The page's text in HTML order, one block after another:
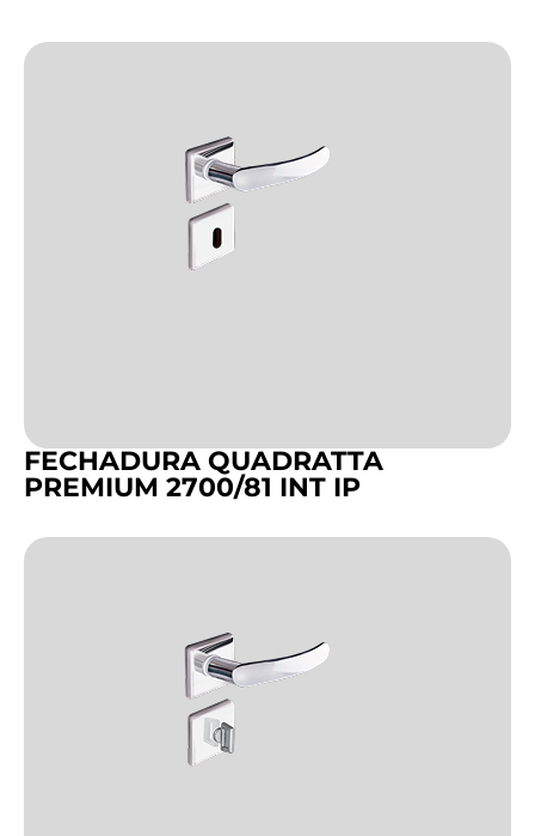
FECHADURA QUADRATTA
PREMIUM 2700/81 INT IP